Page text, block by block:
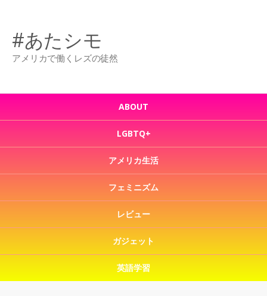
#あたシモ
アメリカで働くレズの徒然
ABOUT
LGBTQ+
アメリカ生活
フェミニズム
レビュー
ガジェット
英語学習